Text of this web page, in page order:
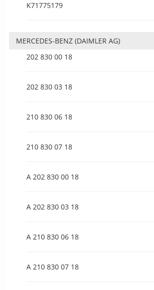
K71775179
MERCEDES-BENZ (DAIMLER AG)
202 830 00 18
202 830 03 18
210 830 06 18
210 830 07 18
A 202 830 00 18
A 202 830 03 18
A 210 830 06 18
A 210 830 07 18